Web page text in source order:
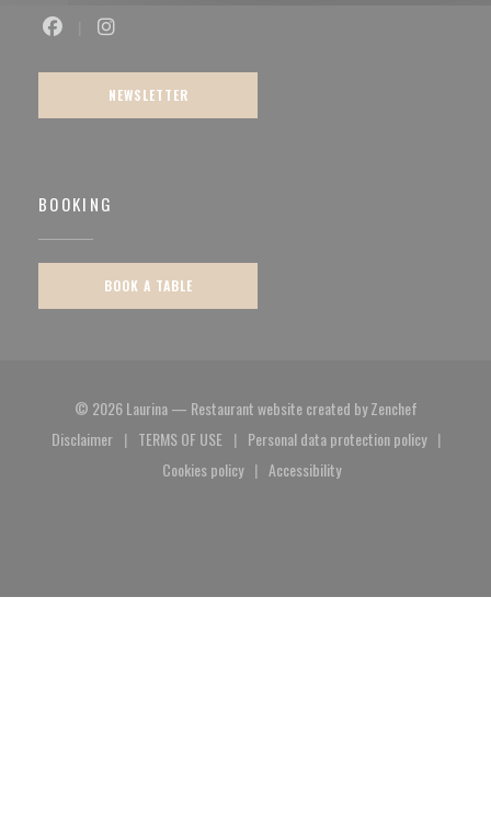
Facebook ((opens in a new window))
NEWSLETTER
BOOKING
BOOK A TABLE
© 2026 Laurina — Restaurant website created byZenchef((opens in a
Disclaimer
((opens in a new window))
TERMS OF USE
((opens in a new window))
Personal data protection policy
((opens in a new window))
Cookies policy
((opens in a new window))
Accessibility
((opens in a new window))